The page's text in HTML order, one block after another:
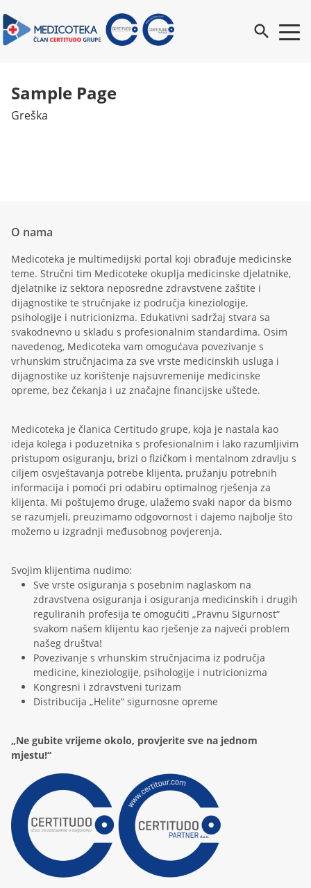
search
Sample Page
Greška
O nama
Medicoteka je multimedijski portal koji obrađuje medicinske
teme. Stručni tim Medicoteke okuplja medicinske djelatnike,
djelatnike iz sektora neposredne zdravstvene zaštite i
dijagnostike te stručnjake iz područja kineziologije,
psihologije i nutricionizma. Edukativni sadržaj stvara sa
svakodnevno u skladu s profesionalnim standardima. Osim
navedenog, Medicoteka vam omogućava povezivanje s
vrhunskim stručnjacima za sve vrste medicinskih usluga i
dijagnostike uz korištenje najsuvremenije medicinske
opreme, bez čekanja i uz značajne financijske uštede.
Medicoteka je članica Certitudo grupe, koja je nastala kao
ideja kolega i poduzetnika s profesionalnim i lako razumljivim
pristupom osiguranju, brizi o fizičkom i mentalnom zdravlju s
ciljem osvještavanja potrebe klijenta, pružanju potrebnih
informacija i pomoći pri odabiru optimalnog rješenja za
klijenta. Mi poštujemo druge, ulažemo svaki napor da bismo
se razumjeli, preuzimamo odgovornost i dajemo najbolje što
možemo u izgradnji međusobnog povjerenja.
Svojim klijentima nudimo:
Sve vrste osiguranja s posebnim naglaskom na
zdravstvena osiguranja i osiguranja medicinskih i drugih
reguliranih profesija te omogućiti „Pravnu Sigurnost“
svakom našem klijentu kao rješenje za najveći problem
našeg društva!
Povezivanje s vrhunskim stručnjacima iz područja
medicine, kineziologije, psihologije i nutricionizma
Kongresni i zdravstveni turizam
Distribucija „Helite“ sigurnosne opreme
„Ne gubite vrijeme okolo, provjerite sve na jednom
mjestu!“